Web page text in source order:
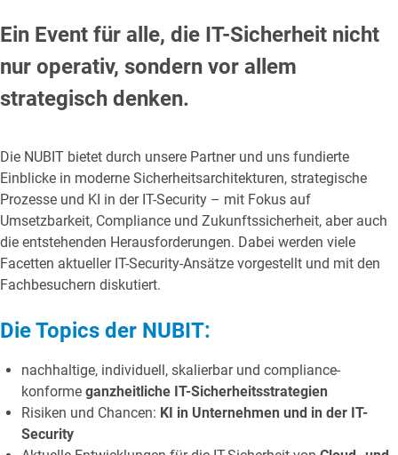
Ein Event für alle, die IT-Sicherheit nicht
nur operativ, sondern vor allem
strategisch denken.
Die NUBIT bietet durch unsere Partner und uns fundierte
Einblicke in moderne Sicherheitsarchitekturen, strategische
Prozesse und KI in der IT-Security – mit Fokus auf
Umsetzbarkeit, Compliance und Zukunftssicherheit, aber auch
die entstehenden Herausforderungen. Dabei werden viele
Facetten aktueller IT-Security-Ansätze vorgestellt und mit den
Fachbesuchern diskutiert.
Die Topics der NUBIT:
nachhaltige, individuell, skalierbar und compliance-
konforme ganzheitliche IT-Sicherheitsstrategien
Risiken und Chancen: KI in Unternehmen und in der IT-
Security